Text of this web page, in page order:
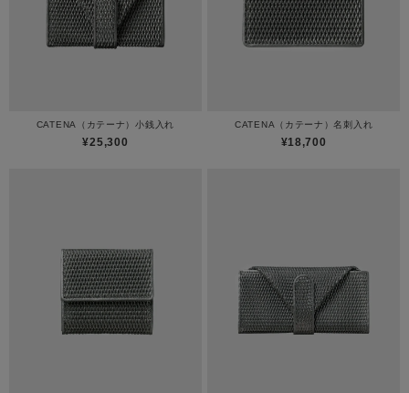
CATENA（カテーナ）小銭入れ
¥25,300
CATENA（カテーナ）名刺入れ
¥18,700